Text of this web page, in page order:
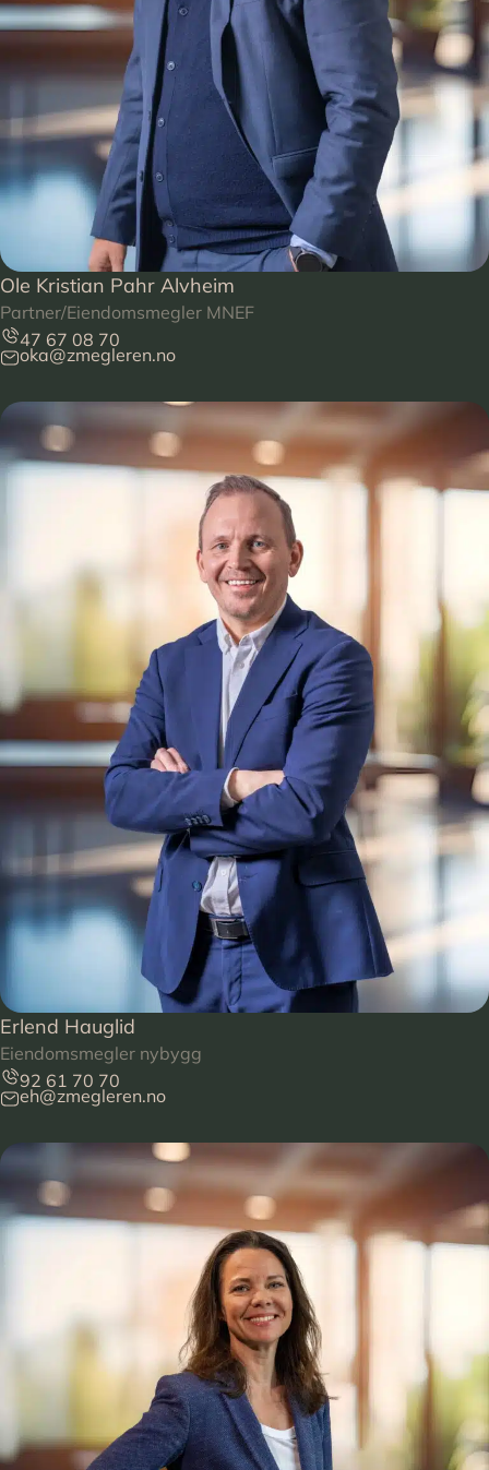
Ole Kristian Pahr Alvheim
Partner/Eiendomsmegler MNEF
47 67 08 70
oka@zmegleren.no
Erlend Hauglid
Eiendomsmegler nybygg
92 61 70 70
eh@zmegleren.no